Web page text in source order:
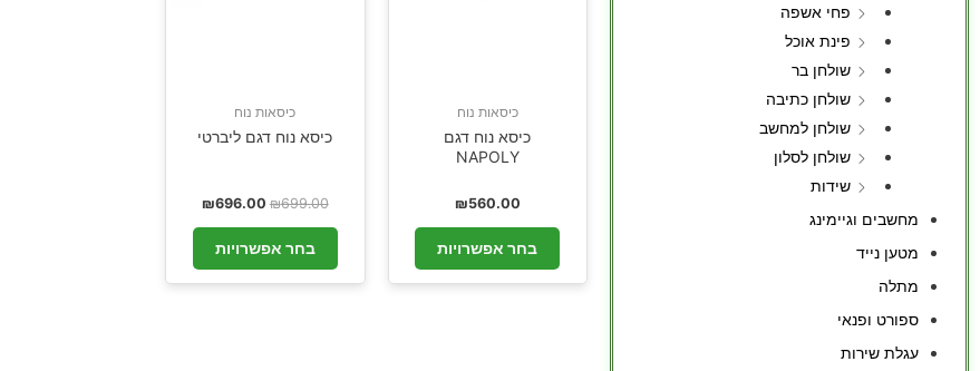
פחי אשפה
פינת אוכל
שולחן בר
שולחן כתיבה
שולחן למחשב
שולחן לסלון
שידות
מחשבים וגיימינג
מטען נייד
מתלה
ספורט ופנאי
עגלת שירות
כיסאות נוח
כיסא נוח דגם
NAPOLY
₪560.00
בחר אפשרויות
כיסאות נוח
כיסא נוח דגם ליברטי
₪699.00
₪696.00
בחר אפשרויות